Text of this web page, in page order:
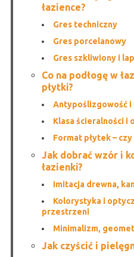
łazience?
Gres techniczny
Gres porcelanowy
Gres szkliwiony i
Co na podłogę w
płytki?
Antypoślizgowość
Klasa ścieralności i
Format płytek –
Jak dobrać wzór i
łazienki?
Imitacja drewna,
Kolorystyka i
przestrzeni
Minimalizm,
Jak czyścić i